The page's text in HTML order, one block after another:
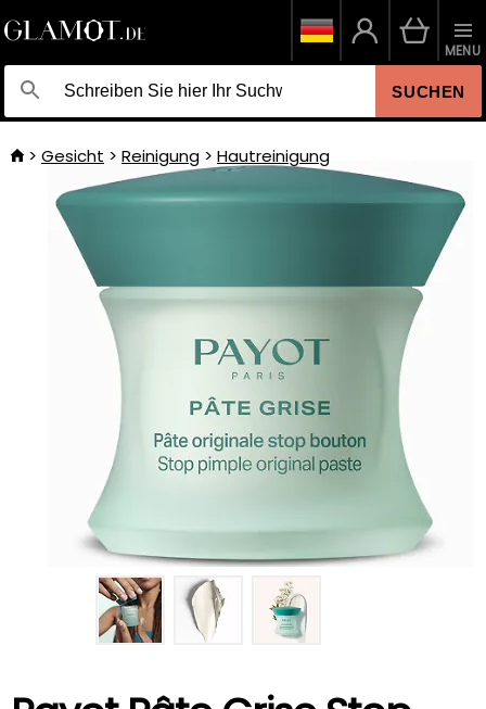
SUCHEN
MENU
Gesicht Reinigung Hautreinigung